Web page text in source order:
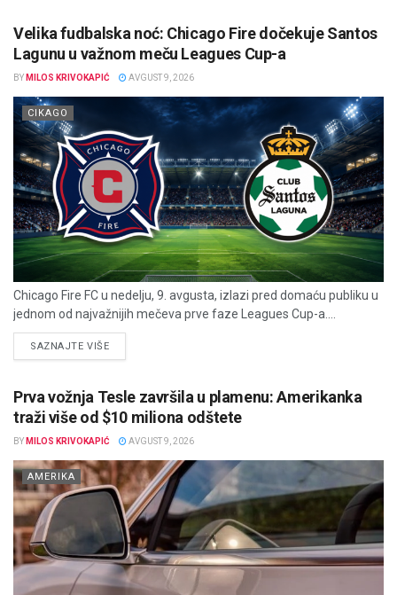
Velika fudbalska noć: Chicago Fire dočekuje Santos
Lagunu u važnom meču Leagues Cup-a
BY MILOS KRIVOKAPIĆ AVGUST 9, 2026
CIKAGO
Chicago Fire FC u nedelju, 9. avgusta, izlazi pred domaću publiku u
jednom od najvažnijih mečeva prve faze Leagues Cup-a....
SAZNAJTE VIŠEDETAILS
Prva vožnja Tesle završila u plamenu: Amerikanka
traži više od $10 miliona odštete
BY MILOS KRIVOKAPIĆ AVGUST 9, 2026
AMERIKA